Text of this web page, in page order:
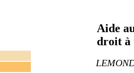
Aide
droit à